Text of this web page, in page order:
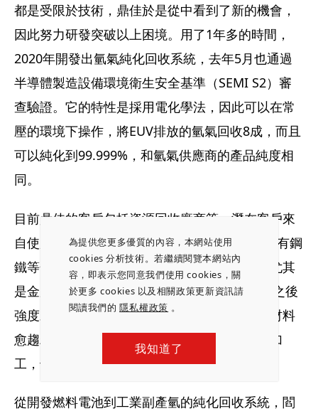
為提供您更多優質的內容，本網站使用
cookies 分析技術。若繼續閱覽本網站內
容，即表示您同意我們使用 cookies，關
於更多 cookies 以及相關政策更新資訊請
閱讀我們的隱私權政策 。
我知道了
都是受限於技術，鼎佳於是從中看到了新的機會，
因此努力研發突破以上困境。用了1年多的時間，
2020年開發出氫氣純化回收系統，去年5月也通過
半導體製造設備環境衛生安全基準（SEMI S2）審
查驗證。它的特性是採用電化學法，因此可以在常
壓的環境下操作，將EUV排放的氫氣回收8成，而且
可以純化到99.999%，和氫氣供應商的產品純度相
同。
目前鼎佳的客戶包括資源回收廠商等，潛在客戶來
自使用氫氣的3大產業，除了半導體業之外，還有鋼
鐵等金屬熱處理業和鍍膜業者。閻明宇指出，尤其
是金屬熱處理，需要升溫到甚至1000度，烤過之後
強度才夠，但過程中表面會生鏽氧化，現在的材料
愈趨精密，表面不能有氧化層，否則後面很難加
工，也因此使氫氣用量增加。
從開發燃料電池到工業副產氫的純化回收系統，閻